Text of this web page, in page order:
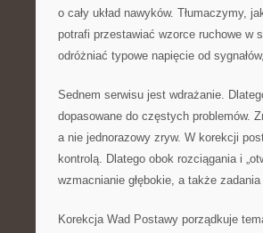
o cały układ nawyków.
potrafi przestawiać wzorce ruchowe
odróżniać typowe napięcie od
Sednem serwisu jest wdrażanie.
dopasowane do częstych problemów.
a nie jednorazowy zryw. W korekcji
kontrolą. Dlatego obok rozciągania i
wzmacnianie głębokie, a także
Korekcja Wad Postawy porządkuje